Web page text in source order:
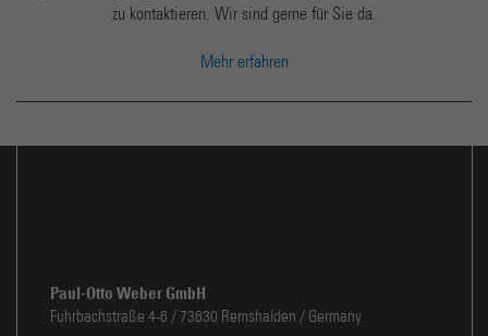
zu kontaktieren. Wir sind gerne für Sie da.
Mehr erfahren
Paul-Otto Weber GmbH
Fuhrbachstraße 4-6 / 73630 Remshalden / Germany